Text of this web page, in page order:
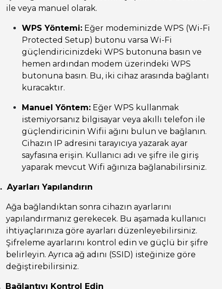
ile veya manuel olarak.
WPS Yöntemi: Eğer modeminizde WPS (Wi-Fi
Protected Setup) butonu varsa Wi-Fi
güçlendiricinizdeki WPS butonuna basın ve
hemen ardından modem üzerindeki WPS
butonuna basın. Bu, iki cihaz arasında bağlantı
kuracaktır.
Manuel Yöntem: Eğer WPS kullanmak
istemiyorsanız bilgisayar veya akıllı telefon ile
güçlendiricinin Wifii ağını bulun ve bağlanın.
Cihazın IP adresini tarayıcıya yazarak ayar
sayfasına erişin. Kullanıcı adı ve şifre ile giriş
yaparak mevcut Wifi ağınıza bağlanabilirsiniz.
Ayarları Yapılandırın
Ağa bağlandıktan sonra cihazın ayarlarını
yapılandırmanız gerekecek. Bu aşamada kullanıcı
ihtiyaçlarınıza göre ayarları düzenleyebilirsiniz.
Şifreleme ayarlarını kontrol edin ve güçlü bir şifre
belirleyin. Ayrıca ağ adını (SSID) isteğinize göre
değiştirebilirsiniz.
Bağlantıyı Kontrol Edin